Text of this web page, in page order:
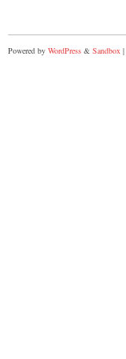
Powered by WordPress & Sandbox |